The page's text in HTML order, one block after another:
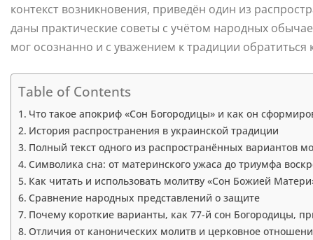
контекст возникновения, приведён один из
даны практические советы с учётом народных
мог осознанно и с уважением к традиции обратиться
Table of Contents
Что такое апокриф «Сон Богородицы» и как он
История распространения в украинской традиции
Полный текст одного из распространённых вариантов
Символика сна: от материнского ужаса до триумфа
Как читать и использовать молитву «Сон Божией
Сравнение народных представлений о защите
Почему короткие варианты, как 77-й сон Богородицы,
Отличия от канонических молитв и церковное